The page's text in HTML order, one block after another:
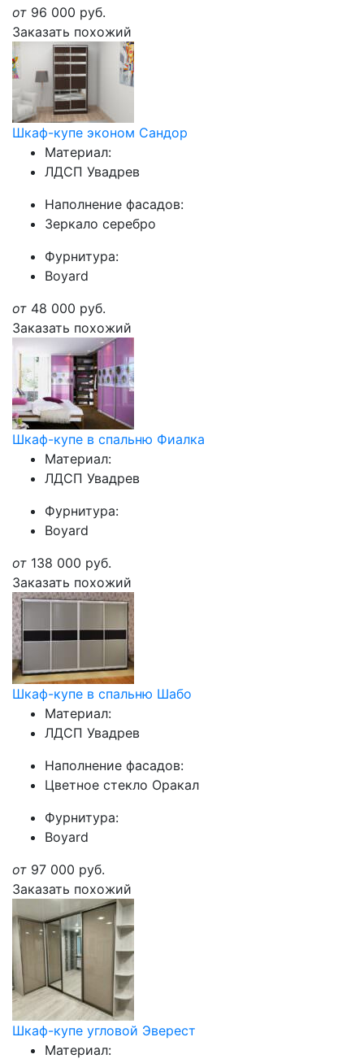
от 96 000 руб.
Заказать похожий
Шкаф-купе эконом Сандор
Материал:
ЛДСП Увадрев
Наполнение фасадов:
Зеркало серебро
Фурнитура:
Boyard
от 48 000 руб.
Заказать похожий
Шкаф-купе в спальню Фиалка
Материал:
ЛДСП Увадрев
Фурнитура:
Boyard
от 138 000 руб.
Заказать похожий
Шкаф-купе в спальню Шабо
Материал:
ЛДСП Увадрев
Наполнение фасадов:
Цветное стекло Оракал
Фурнитура:
Boyard
от 97 000 руб.
Заказать похожий
Шкаф-купе угловой Эверест
Материал: